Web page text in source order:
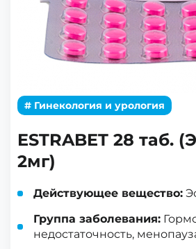
# Гинекология и урология
ESTRABET 28 таб.
2мг)
Действующее вещество:
Группа заболевания:
недостаточность,